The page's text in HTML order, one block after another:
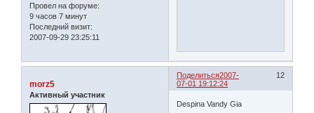
Провел на форуме:
9 часов 7 минут
Последний визит:
2007-09-29 23:25:11
Поделиться 12
2007-
07-01 19:12:24
morz5
Активный участник
Despina Vandy Gia